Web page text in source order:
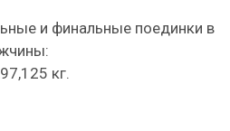
и финальные поединки в
кг.